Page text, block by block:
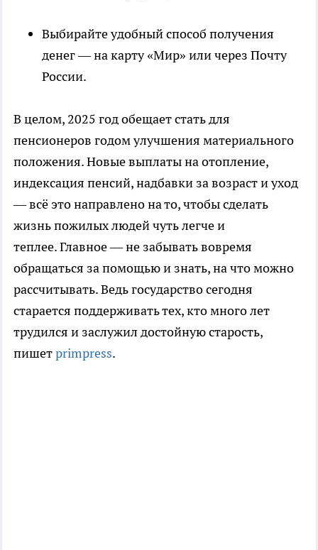
Выбирайте удобный способ получения
денег — на карту «Мир» или через Почту
России.
В целом, 2025 год обещает стать для
пенсионеров годом улучшения материального
положения. Новые выплаты на отопление,
индексация пенсий, надбавки за возраст и уход
— всё это направлено на то, чтобы сделать
жизнь пожилых людей чуть легче и
теплее. Главное — не забывать вовремя
обращаться за помощью и знать, на что можно
рассчитывать. Ведь государство сегодня
старается поддерживать тех, кто много лет
трудился и заслужил достойную старость,
пишетprimpress.